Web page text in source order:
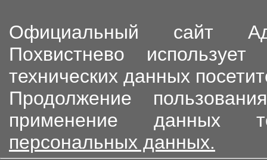
Официальный сайт
Похвистнево
технических данных
Продолжение
применение данных
персональных данных.